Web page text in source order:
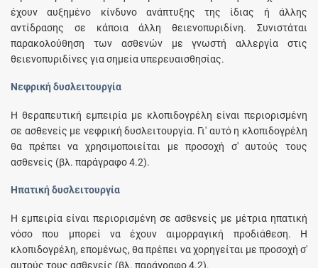
έχουν αυξημένο κίνδυνο ανάπτυξης της ίδιας ή άλλης
αντίδρασης σε κάποια άλλη θειενοπυριδίνη. Συνιστάται
παρακολούθηση των ασθενών με γνωστή αλλεργία στις
θειενοπυριδίνες για σημεία υπερευαισθησίας.
Νεφρική δυσλειτουργία
Η θεραπευτική εμπειρία με κλοπιδογρέλη είναι περιορισμένη
σε ασθενείς με νεφρική δυσλειτουργία. Γι' αυτό η κλοπιδογρέλη
θα πρέπει να χρησιμοποιείται με προσοχή σ' αυτούς τους
ασθενείς (βλ. παράγραφο 4.2).
Ηπατική δυσλειτουργία
Η εμπειρία είναι περιορισμένη σε ασθενείς με μέτρια ηπατική
νόσο που μπορεί να έχουν αιμορραγική προδιάθεση. Η
κλοπιδογρέλη, επομένως, θα πρέπει να χορηγείται με προσοχή σ'
αυτούς τους ασθενείς (βλ. παράγραφο 4.2).